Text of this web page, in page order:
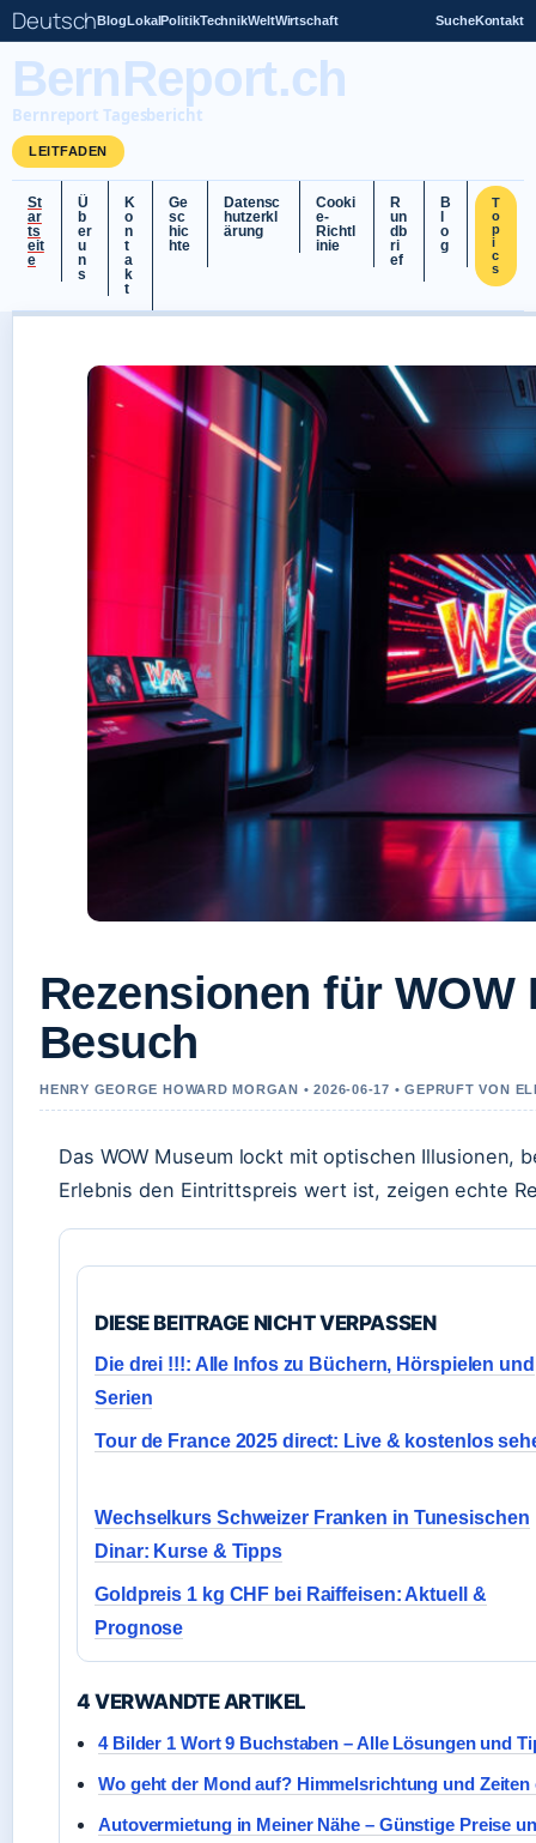
DeutschBlogLokalPolitikTechnikWeltWirtschaft SucheKontakt
BernReport.ch
Bernreport Tagesbericht
LEITFADEN
St
ar
ts
eit
e
Ü
b
er
u
n
s
K
o
n
t
a
k
t
Ge
sc
hic
hte
Datensc
hutzerkl
ärung
Cooki
e-
Richtl
inie
R
un
db
ri
ef
B
o
g
T
o
p
i
c
s
Rezensionen für
Besuch
HENRY GEORGE HOWARD MORGAN • 2026-06-17 • GEPRUFT VON
Das WOW Museum lockt mit optischen Illusionen,
Erlebnis den Eintrittspreis wert ist, zeigen echte
DIESE BEITRAGE NICHT VERPASSEN
Die drei !!!: Alle Infos zu Büchern, Hörspielen und
Serien
Tour de France 2025 direct: Live & kostenlos
Wechselkurs Schweizer Franken in Tunesischen
Dinar: Kurse & Tipps
Goldpreis 1 kg CHF bei Raiffeisen: Aktuell &
Prognose
4 VERWANDTE ARTIKEL
4 Bilder 1 Wort 9 Buchstaben – Alle Lösungen und
Wo geht der Mond auf? Himmelsrichtung und Zeiten
Autovermietung in Meiner Nähe – Günstige Preise